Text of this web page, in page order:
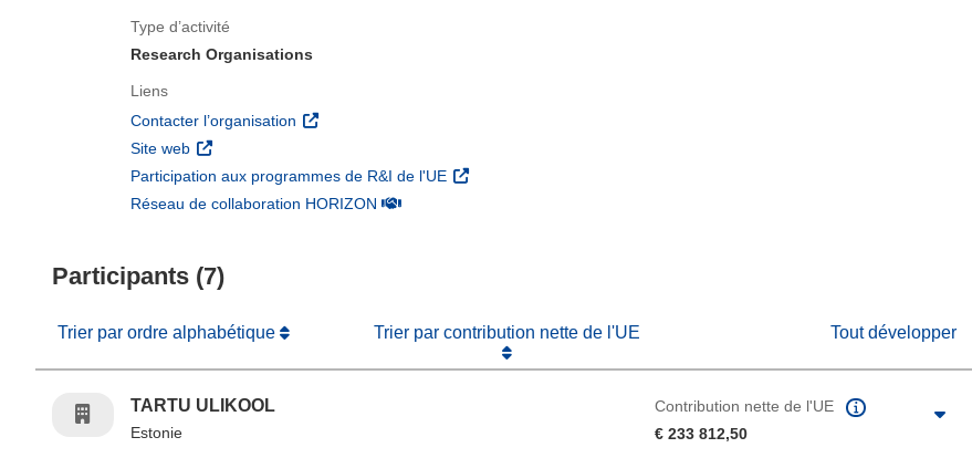
Type d’activité
Research Organisations
Liens
Contacter l’organisation (s’ouvre dans une nouvelle fenêtre)
Site web (s’ouvre dans une nouvelle fenêtre)
Participation aux programmes de R&I de l'UE (s’ouvre dans une nouvelle fenêtre)
Réseau de collaboration HORIZON(s’ouvre dans une nouvelle fenêtre)
Participants (7)
Trier par ordre alphabétique Trier par contribution nette de l'UE Tout développer
TARTU ULIKOOL
Estonie
Contribution nette de l'UE
€ 233 812,50